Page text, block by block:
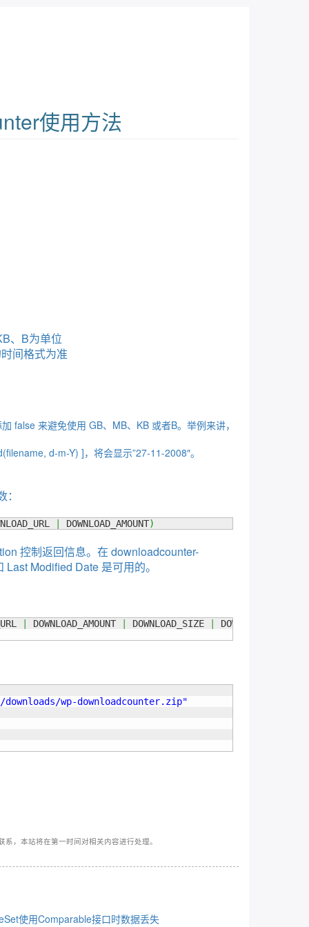
使用方法
、B为单位
间格式为准
false 来避免使用 GB、MB、KB 或者B。举例来讲，
d-m-Y) ]，将会显示”27-11-2008″。
DOWNLOAD_AMOUNT)
控制返回信息。在 downloadcounter-
Modified Date 是可用的。
DOWNLOAD_AMOUNT DOWNLOAD_SIZE
wp-downloadcounter.zip"
，本站将在第一时间对相关内容进行处理。
使用Comparable接口时数据丢失